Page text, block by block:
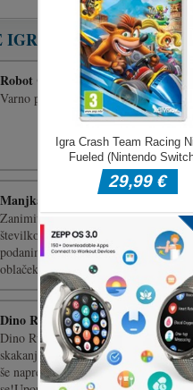
Robot Cross Road
Varno prečkajte cesto s puščicami ali
Manjka število mehurčkov
Zanimiva igra številk za otroke. V
številko, katera številka je za
podanima številkama. Oglejte si levo
oblaček s številko v [...]
Dino Run
Dino Run je zanimiva dirkaška igra
skakanju in preživetju. Ste zadnji
še naprej teči in skakati, da se